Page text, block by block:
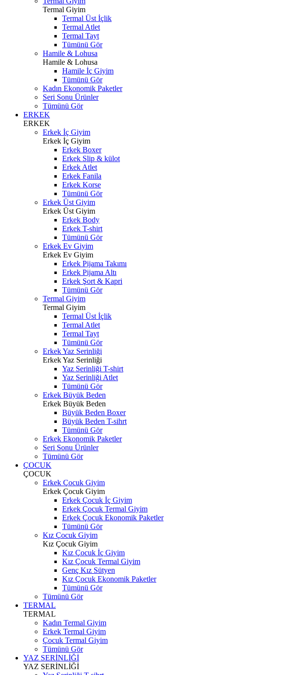
Termal Giyim
Termal Üst İçlik
Termal Atlet
Termal Tayt
Tümünü Gör
Hamile & Lohusa
Hamile & Lohusa
Hamile İç Giyim
Tümünü Gör
Kadın Ekonomik Paketler
Seri Sonu Ürünler
Tümünü Gör
ERKEK
ERKEK
Erkek İç Giyim
Erkek İç Giyim
Erkek Boxer
Erkek Slip & külot
Erkek Atlet
Erkek Fanila
Erkek Korse
Tümünü Gör
Erkek Üst Giyim
Erkek Üst Giyim
Erkek Body
Erkek T-shirt
Tümünü Gör
Erkek Ev Giyim
Erkek Ev Giyim
Erkek Pijama Takımı
Erkek Pijama Altı
Erkek Şort & Kapri
Tümünü Gör
Termal Giyim
Termal Giyim
Termal Üst İçlik
Termal Atlet
Termal Tayt
Tümünü Gör
Erkek Yaz Serinliği
Erkek Yaz Serinliği
Yaz Serinliği T-shirt
Yaz Serinliği Atlet
Tümünü Gör
Erkek Büyük Beden
Erkek Büyük Beden
Büyük Beden Boxer
Büyük Beden T-sihrt
Tümünü Gör
Erkek Ekonomik Paketler
Seri Sonu Ürünler
Tümünü Gör
ÇOCUK
ÇOCUK
Erkek Çocuk Giyim
Erkek Çocuk Giyim
Erkek Çocuk İç Giyim
Erkek Çocuk Termal Giyim
Erkek Çocuk Ekonomik Paketler
Tümünü Gör
Kız Çocuk Giyim
Kız Çocuk Giyim
Kız Çocuk İç Giyim
Kız Çocuk Termal Giyim
Genç Kız Sütyen
Kız Çocuk Ekonomik Paketler
Tümünü Gör
Tümünü Gör
TERMAL
TERMAL
Kadın Termal Giyim
Erkek Termal Giyim
Çocuk Termal Giyim
Tümünü Gör
YAZ SERİNLİĞİ
YAZ SERİNLİĞİ